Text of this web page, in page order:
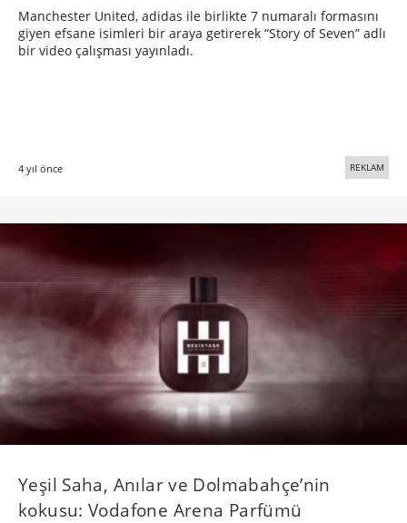
Manchester United, adidas ile birlikte 7 numaralı formasını
giyen efsane isimleri bir araya getirerek “Story of Seven” adlı
bir video çalışması yayınladı.
4 yıl önce REKLAM
Yeşil Saha, Anılar ve Dolmabahçe’nin
kokusu: Vodafone Arena Parfümü